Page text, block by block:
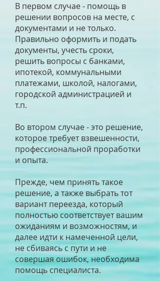
В первом случае - помощь в
решении вопросов на месте, с
документами и не только.
Правильно оформить и подать
документы, учесть сроки,
решить вопросы с банками,
ипотекой, коммунальными
платежами, школой, налогами,
городской администрацией и
т.п.
Во втором случае - это решение,
которое требует взвешенности,
профессиональной проработки
и опыта.
Прежде, чем принять такое
решение, а также выбрать тот
вариант переезда, который
полностью соответствует вашим
ожиданиям и возможностям, и
далее идти к намеченной цели,
не сбиваясь с пути и не
совершая ошибок, необходима
помощь специалиста.